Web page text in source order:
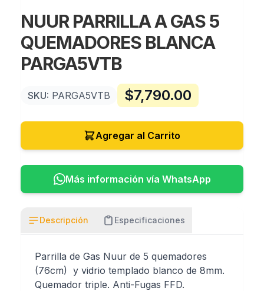
NUUR PARRILLA A GAS 5
QUEMADORES BLANCA
PARGA5VTB
SKU: PARGA5VTB $7,790.00
Agregar al Carrito
Más información vía WhatsApp
Descripción Especificaciones
Parrilla de Gas Nuur de 5 quemadores
(76cm) y vidrio templado blanco de 8mm.
Quemador triple. Anti-Fugas FFD.